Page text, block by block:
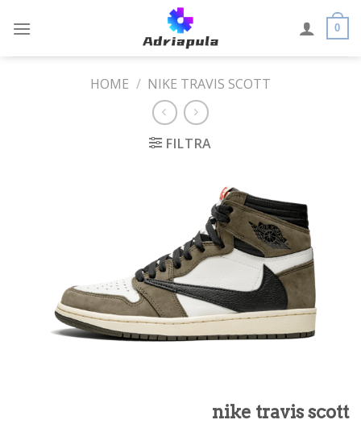
0
HOME / NIKE TRAVIS SCOTT
FILTRA
nike travis scott